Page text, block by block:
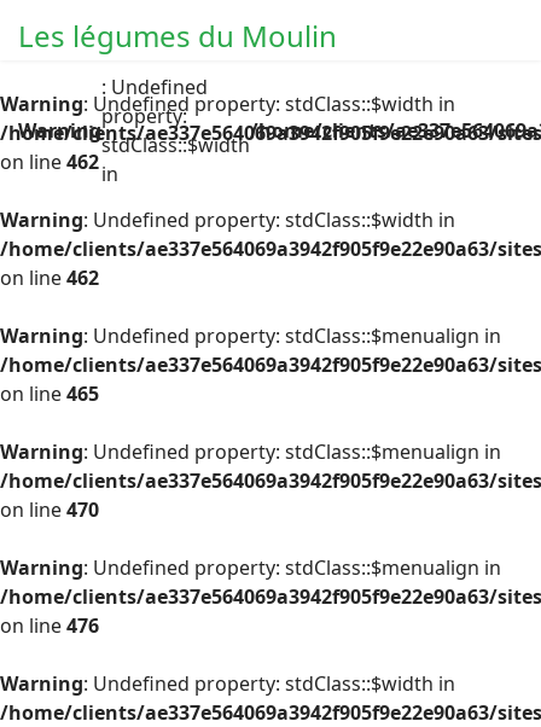
Les légumes du Moulin
Warning
: Undefined
property:
stdClass::$width
in
/home/clients/
Warning: Undefined property: stdClass::$width in
/home/clients/ae337e564069a3942f905f9e22e90a63/
on line462
Warning: Undefined property: stdClass::$width in
/home/clients/ae337e564069a3942f905f9e22e90a63/
on line462
Warning: Undefined property: stdClass::$menualign in
/home/clients/ae337e564069a3942f905f9e22e90a63/
on line465
Warning: Undefined property: stdClass::$menualign in
/home/clients/ae337e564069a3942f905f9e22e90a63/
on line470
Warning: Undefined property: stdClass::$menualign in
/home/clients/ae337e564069a3942f905f9e22e90a63/
on line476
Warning: Undefined property: stdClass::$width in
/home/clients/ae337e564069a3942f905f9e22e90a63/